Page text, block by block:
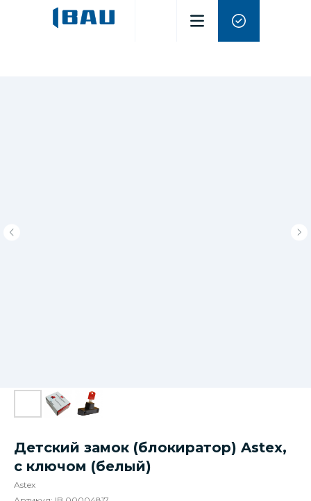
Детский замок (блокиратор) Astex,
с ключом (белый)
Astex